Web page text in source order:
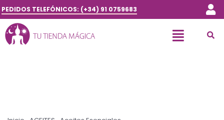
PEDIDOS TELEFÓNICOS: (+34) 91 0759683